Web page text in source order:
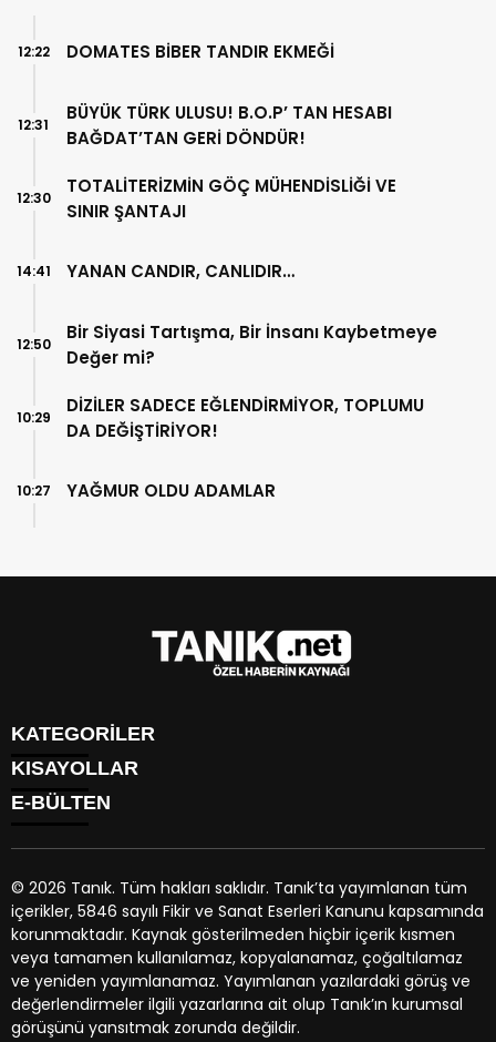
DOMATES BİBER TANDIR EKMEĞİ
12:22
BÜYÜK TÜRK ULUSU! B.O.P’ TAN HESABI
BAĞDAT’TAN GERİ DÖNDÜR!
12:31
TOTALİTERİZMİN GÖÇ MÜHENDİSLİĞİ VE
SINIR ŞANTAJI
12:30
YANAN CANDIR, CANLIDIR…
14:41
Bir Siyasi Tartışma, Bir İnsanı Kaybetmeye
Değer mi?
12:50
DİZİLER SADECE EĞLENDİRMİYOR, TOPLUMU
DA DEĞİŞTİRİYOR!
10:29
YAĞMUR OLDU ADAMLAR
10:27
KATEGORİLER
GÜNDEM
EKONOMİ
SİYASET
YAŞAM
BİYOGRAFİLER
EGE BÖLGESİ
KISAYOLLAR
HAVA DURUMU
TRAFİK DURUMU
PUAN DURUMU
PİYASALAR
HİSSELER
PARİTELER
KÜNYE
İLETİŞİM
E-BÜLTEN
tanik.nete-bültenine abone olarak, tarafınıza haber, duyuru
ve kampanya içerikli e-postaların gönderilmesini kabul etmiş
olursunuz.
© 2026 Tanık. Tüm hakları saklıdır. Tanık’ta yayımlanan tüm
içerikler, 5846 sayılı Fikir ve Sanat Eserleri Kanunu kapsamında
korunmaktadır. Kaynak gösterilmeden hiçbir içerik kısmen
veya tamamen kullanılamaz, kopyalanamaz, çoğaltılamaz
ve yeniden yayımlanamaz. Yayımlanan yazılardaki görüş ve
değerlendirmeler ilgili yazarlarına ait olup Tanık’ın kurumsal
görüşünü yansıtmak zorunda değildir.